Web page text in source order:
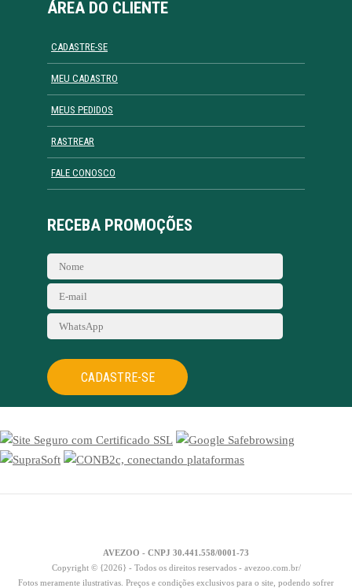
ÁREA DO CLIENTE
CADASTRE-SE
MEU CADASTRO
MEUS PEDIDOS
RASTREAR
FALE CONOSCO
RECEBA PROMOÇÕES
CADASTRE-SE
AVEZOO - CNPJ 30.441.558/0001-73
Copyright © {2026} - Todos os direitos reservados - avezoo.com.br/
Fotos meramente ilustrativas. Preços e condições exclusivos para o site, podendo sofrer